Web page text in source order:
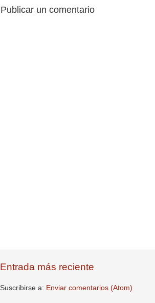
Publicar un comentario
Entrada más reciente
Suscribirse a: Enviar comentarios (Atom)